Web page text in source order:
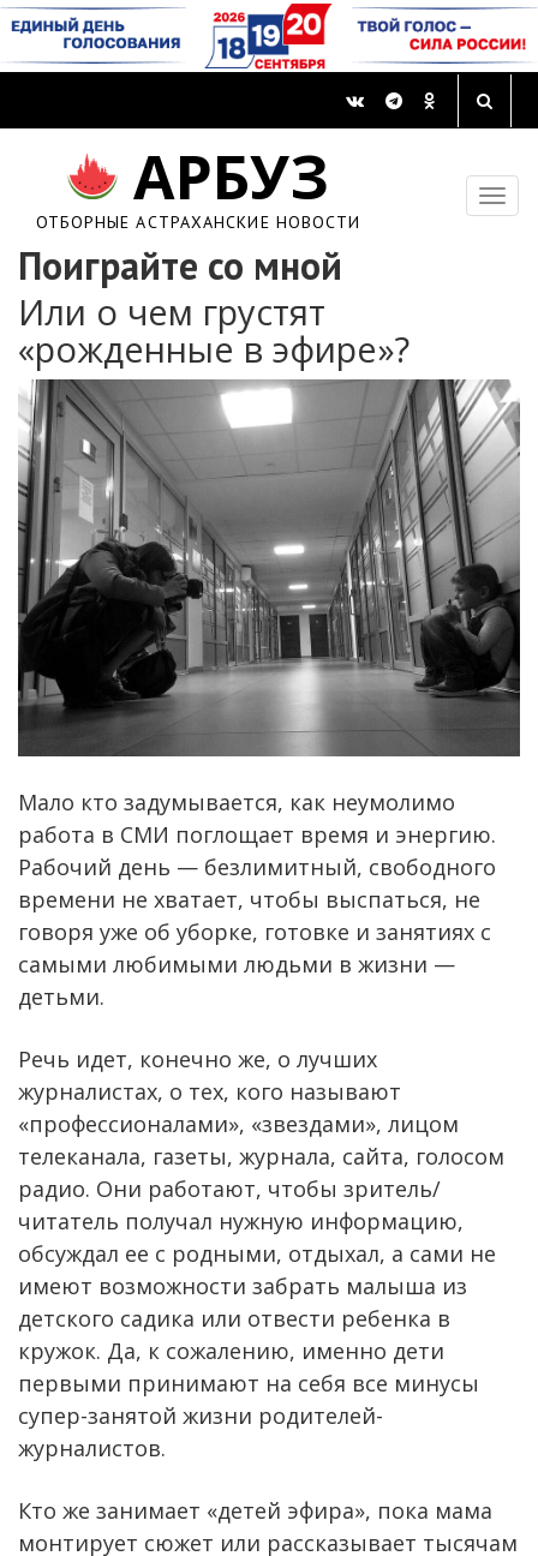
АРБУЗ
ОТБОРНЫЕ АСТРАХАНСКИЕ НОВОСТИ
Поиграйте со мной
Или о чем грустят
«рожденные в эфире»?
Мало кто задумывается, как неумолимо
работа в СМИ поглощает время и энергию.
Рабочий день — безлимитный, свободного
времени не хватает, чтобы выспаться, не
говоря уже об уборке, готовке и занятиях с
самыми любимыми людьми в жизни —
детьми.
Речь идет, конечно же, о лучших
журналистах, о тех, кого называют
«профессионалами», «звездами», лицом
телеканала, газеты, журнала, сайта, голосом
радио. Они работают, чтобы зритель/
читатель получал нужную информацию,
обсуждал ее с родными, отдыхал, а сами не
имеют возможности забрать малыша из
детского садика или отвести ребенка в
кружок. Да, к сожалению, именно дети
первыми принимают на себя все минусы
супер-занятой жизни родителей-
журналистов.
Кто же занимает «детей эфира», пока мама
монтирует сюжет или рассказывает тысячам